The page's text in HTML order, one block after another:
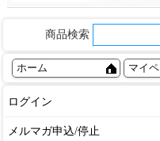
商品検索
ホーム マイ
ログイン
メルマガ申込/停止